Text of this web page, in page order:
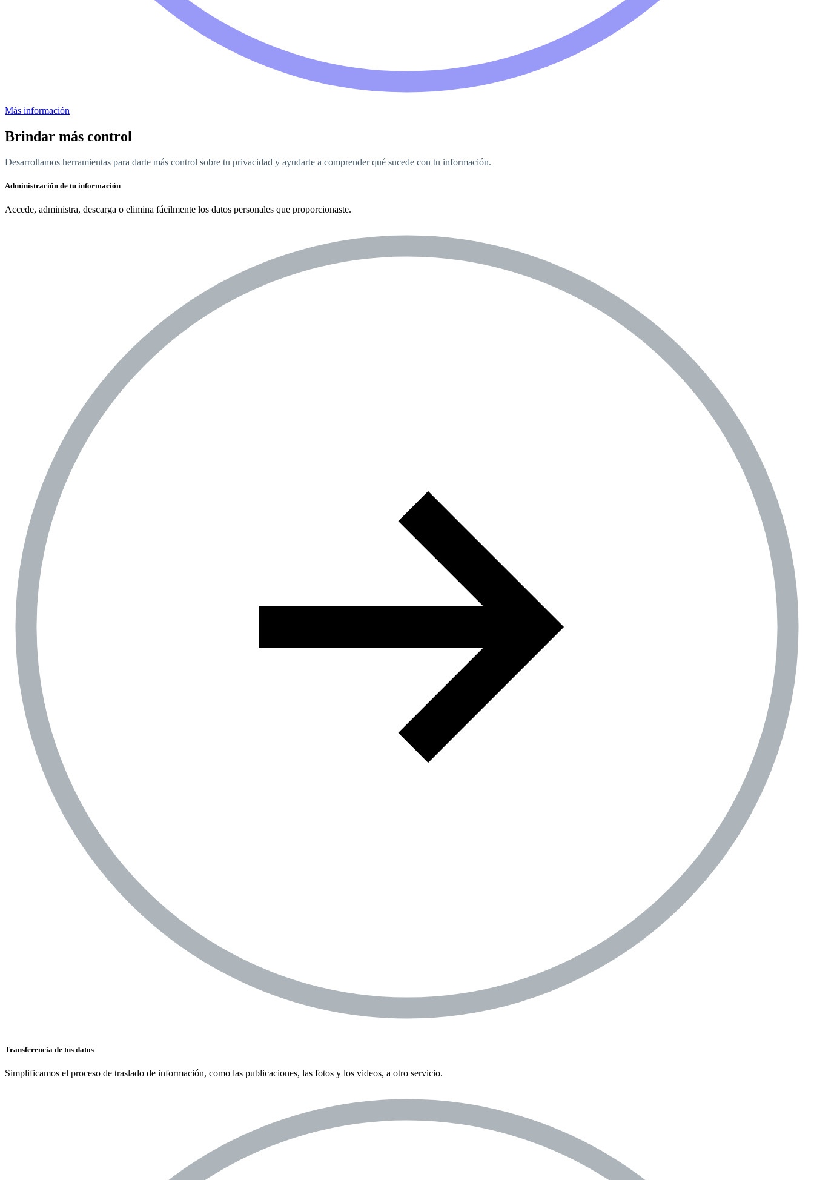
Más información
Brindar más control
Desarrollamos herramientas para darte más control sobre tu privacidad y ayudarte a comprender qué sucede con tu información.
Administración de tu información
Accede, administra, descarga o elimina fácilmente los datos personales que proporcionaste.
Transferencia de tus datos
Simplificamos el proceso de traslado de información, como las publicaciones, las fotos y los videos, a otro servicio.